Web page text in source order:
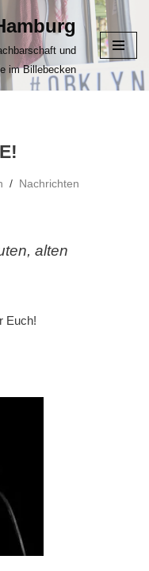
und
im Billebecken
Nachrichten
alten
Euch!